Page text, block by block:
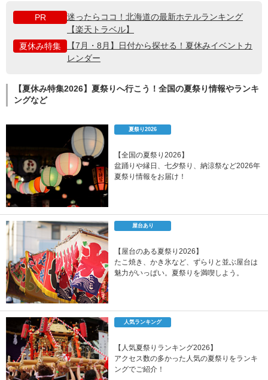
PR
迷ったらココ！北海道の最新ホテルランキング
【楽天トラベル】
夏休み特集
【7月・8月】日付から探せる！夏休みイベントカ
レンダー
【夏休み特集2026】夏祭りへ行こう！全国の夏祭り情報やランキ
ングなど
夏祭り2026
【全国の夏祭り2026】
盆踊りや縁日、七夕祭り、納涼祭など2026年
夏祭り情報をお届け！
屋台あり
【屋台のある夏祭り2026】
たこ焼き、かき氷など、ずらりと並ぶ屋台は
魅力がいっぱい。夏祭りを満喫しよう。
人気ランキング
【人気夏祭りランキング2026】
アクセス数の多かった人気の夏祭りをランキ
ングでご紹介！